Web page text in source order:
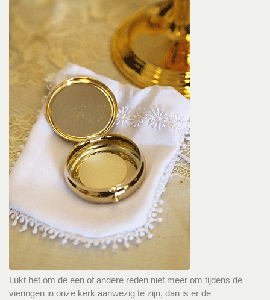
Lukt het om de een of andere reden niet meer om tijdens de
vieringen in onze kerk aanwezig te zijn, dan is er de